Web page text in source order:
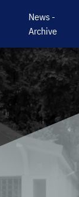
News -
Archive